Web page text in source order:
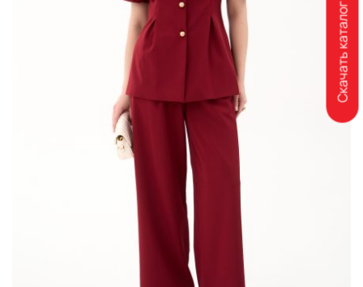
Скачать каталог